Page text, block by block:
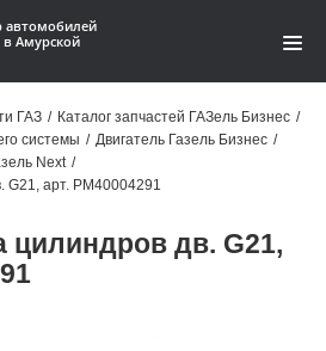
Амурской
ГАЗ / Каталог запчастей ГАЗель Бизнес /
системы / Двигатель Газель Бизнес /
Next /
G21, арт. PM40004291
цилиндров дв. G21,